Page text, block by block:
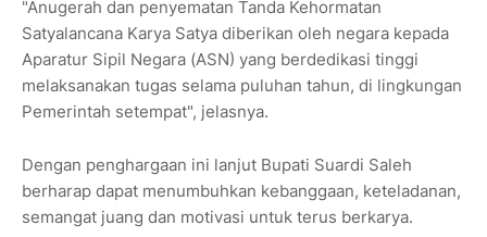
"Anugerah dan penyematan Tanda Kehormatan
Satyalancana Karya Satya diberikan oleh negara kepada
Aparatur Sipil Negara (ASN) yang berdedikasi tinggi
melaksanakan tugas selama puluhan tahun, di lingkungan
Pemerintah setempat", jelasnya.
Dengan penghargaan ini lanjut Bupati Suardi Saleh
berharap dapat menumbuhkan kebanggaan, keteladanan,
semangat juang dan motivasi untuk terus berkarya.